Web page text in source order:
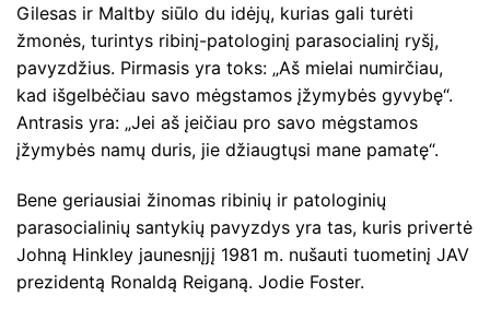
Gilesas ir Maltby siūlo du idėjų, kurias gali turėti
žmonės, turintys ribinį-patologinį parasocialinį ryšį,
pavyzdžius. Pirmasis yra toks: „Aš mielai numirčiau,
kad išgelbėčiau savo mėgstamos įžymybės gyvybę“.
Antrasis yra: „Jei aš įeičiau pro savo mėgstamos
įžymybės namų duris, jie džiaugtųsi mane pamatę“.
Bene geriausiai žinomas ribinių ir patologinių
parasocialinių santykių pavyzdys yra tas, kuris privertė
Johną Hinkley jaunesnįjį 1981 m. nušauti tuometinį JAV
prezidentą Ronaldą Reiganą. Jodie Foster.